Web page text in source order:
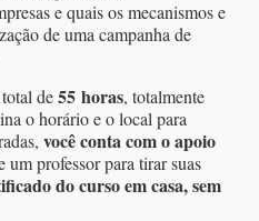
e quais os mecanismos e
de uma campanha de
de55 horas, totalmente
o horário e o local para
você conta com o apoio
um professor para tirar suas
do curso em casa, sem